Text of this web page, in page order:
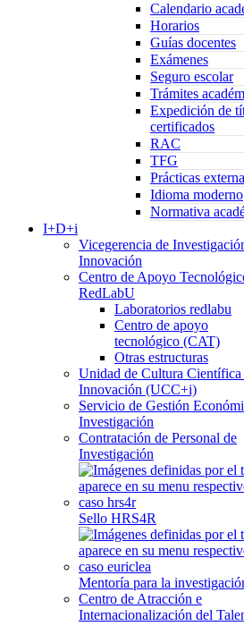
Calendario
Horarios
Guías docentes
Exámenes
Seguro escolar
Trámites
Expedición de
certificados
RAC
TFG
Prácticas
Idioma moderno
Normativa
I+D+i
Vicegerencia de
Innovación
Centro de Apoyo
RedLabU
Laboratorios redlabu
Centro de apoyo
tecnológico (CAT)
Otras estructuras
Unidad de Cultura Científica
Innovación (UCC+i)
Servicio de Gestión
Investigación
Contratación de Personal de
Investigación
Sello HRS4R
Mentoría para la
Centro de Atracción e
Internacionalización del